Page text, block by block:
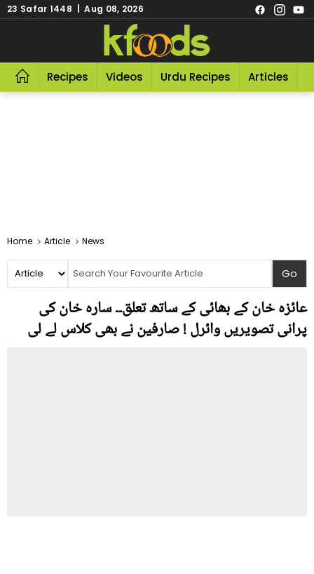
23 Safar 1448 | Aug 08, 2026
Recipes Videos Urdu Recipes Articles
Home Article News
عائزہ خان کے بھائی کے ساتھ تعلق۔۔ سارہ خان کی
پرانی تصویریں وائرل ! صارفین نے بھی کلاس لے لی